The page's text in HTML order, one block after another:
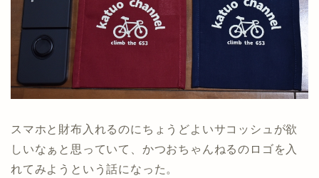
スマホと財布入れるのにちょうどよいサコッシュが欲
しいなぁと思っていて、かつおちゃんねるのロゴを入
れてみようという話になった。